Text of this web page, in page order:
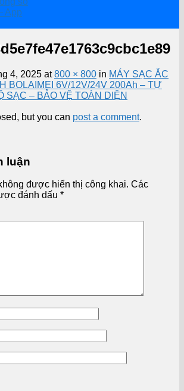
App
4, 2025 at800 × 800 in MÁY SẠC ẮC
BOLAIMEI 6V/12V/24V 200Ah – TỰ
SẠC – BẢO VỆ TOÀN DIỆN
but you can post a comment.
luận
được hiển thị công khai. Các
đánh dấu *